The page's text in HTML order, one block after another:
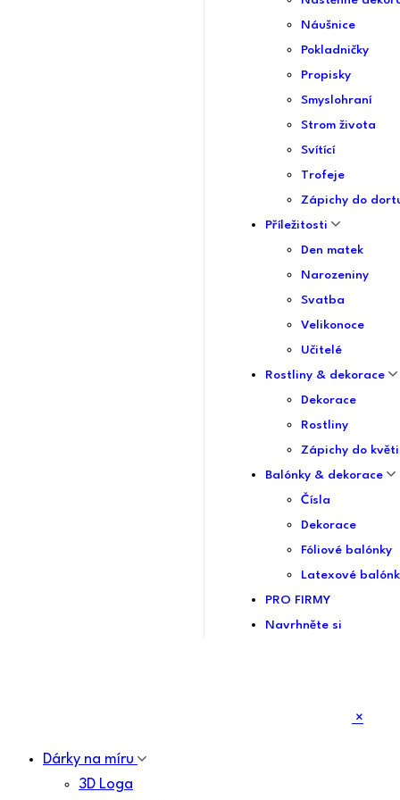
Náušnice
Pokladničky
Propisky
Smyslohraní
Strom života
Svítící
Trofeje
Zápichy do
Příležitosti
Den matek
Narozeniny
Svatba
Velikonoce
Učitelé
Rostliny & dekorace
Dekorace
Rostliny
Zápichy do
Balónky & dekorace
Čísla
Dekorace
Fóliové balónky
Latexové
PRO FIRMY
Navrhněte si
×
Dárky na míru
3D Loga